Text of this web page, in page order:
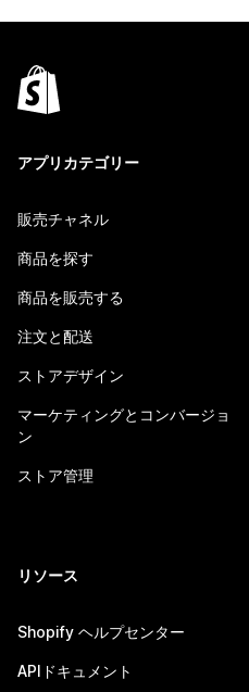
アプリカテゴリー
販売チャネル
商品を探す
商品を販売する
注文と配送
ストアデザイン
マーケティングとコンバージョ
ン
ストア管理
リソース
Shopify ヘルプセンター
APIドキュメント